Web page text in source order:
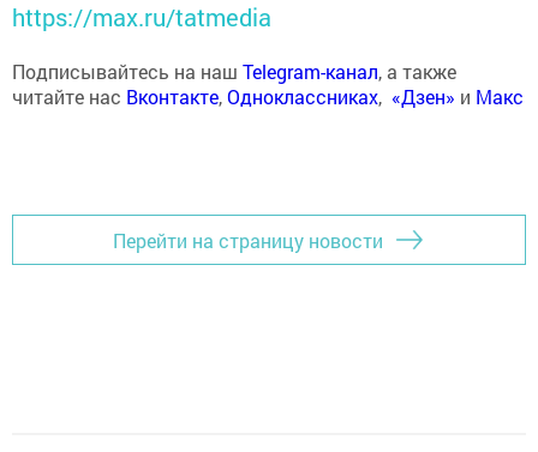
https://max.ru/tatmedia
Подписывайтесь на наш Telegram-канал, а также
читайте нас Вконтакте,Одноклассниках, «Дзен» и Макс
Перейти на страницу новости